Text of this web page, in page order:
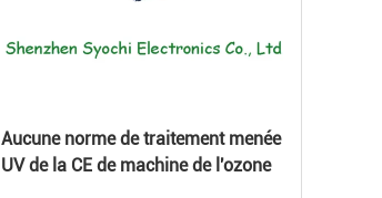
Aucune norme de traitement menée
UV de la CE de machine de l'ozone